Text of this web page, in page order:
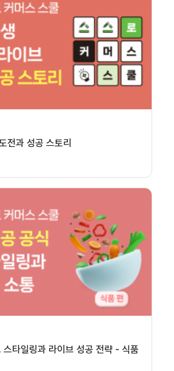
전과 성공 스토리
스타일링과 라이브 성공 전략 - 식품